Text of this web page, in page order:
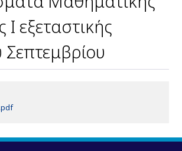
εξεταστικής
Σεπτεμβρίου